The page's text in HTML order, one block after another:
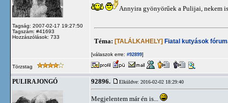
Tagság: 2007-02-17 19:27:50
Tagszám: #41693
Hozzászólások: 733
Annyira gyönyörűek a Pulijai, nekem
Téma: [TALÁLKAHELY] Fiatal kutyások
[válaszok erre: #92899]
Törzstag
PULIRAJONGÓ 92896. Elküldve: 2016-02-02 18:29:40
Megjelentem már én is...